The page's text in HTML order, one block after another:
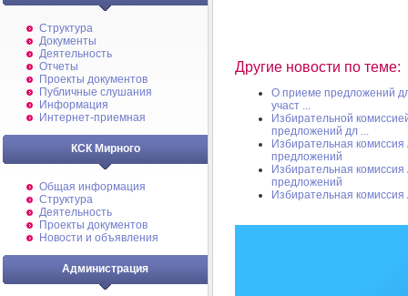
Структура
Документы
Деятельность
Отчеты
Проекты документов
Публичные слушания
Информация
Интернет-приемная
КСК Мирного
Общая информация
Структура
Деятельность
Проекты документов
Новости и объявления
Администрация
Другие новости по теме:
О приеме предложений
участ ...
Избирательной
предложений дл ...
Избирательная
предложений
Избирательная
предложений
Избирательная